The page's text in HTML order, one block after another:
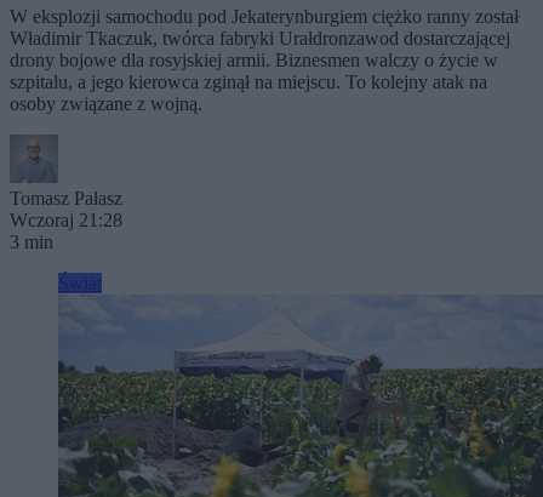
W eksplozji samochodu pod Jekaterynburgiem ciężko ranny został
Władimir Tkaczuk, twórca fabryki Urałdronzawod dostarczającej
drony bojowe dla rosyjskiej armii. Biznesmen walczy o życie w
szpitalu, a jego kierowca zginął na miejscu. To kolejny atak na
osoby związane z wojną.
Tomasz Pałasz
Wczoraj 21:28
3 min